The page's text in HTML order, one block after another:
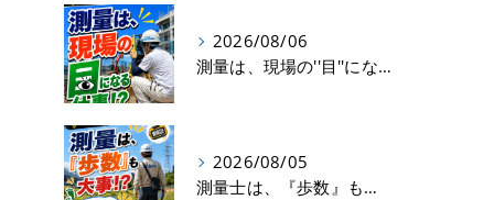
2026/08/06
測量は、現場の''目''になる仕事！？
2026/08/05
測量士は、『歩数』も大事！？